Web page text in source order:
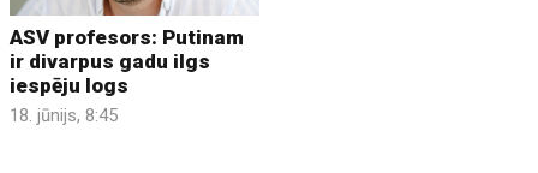
ASV profesors: Putinam
ir divarpus gadu ilgs
iespēju logs
18. jūnijs, 8:45